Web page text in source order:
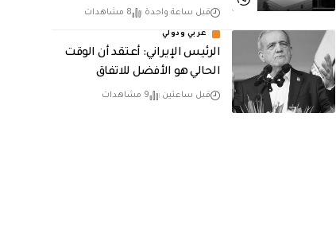
قبل ساعة واحدة 8 مشاهدات
عربي ودولي
الرئيس الإيراني: أعتقد أن الوقت
الحالي هو الأفضل للاتفاق
قبل ساعتين 9 مشاهدات